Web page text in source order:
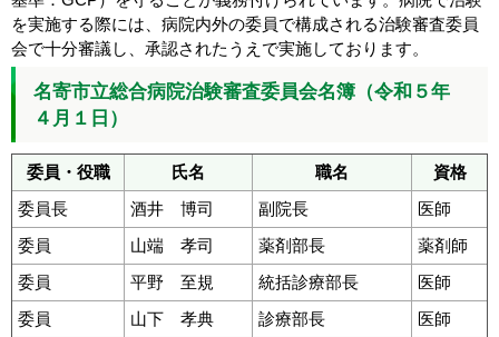
を実施する際には、病院内外の委員で構成される治験審査委員
会で十分審議し、承認されたうえで実施しております。
名寄市立総合病院治験審査委員会名簿（令和５年
４月１日）
委員・役職 氏名 職名
資格
委員長
酒井 博司 副院長
医師
委員
山端 孝司 薬剤部長
薬剤師
委員
平野 至規 統括診療部長
医師
委員
山下 孝典 診療部長
医師